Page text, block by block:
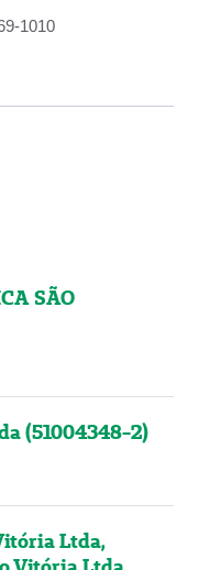
1010
SÃO
(51004348-2)
Ltda,